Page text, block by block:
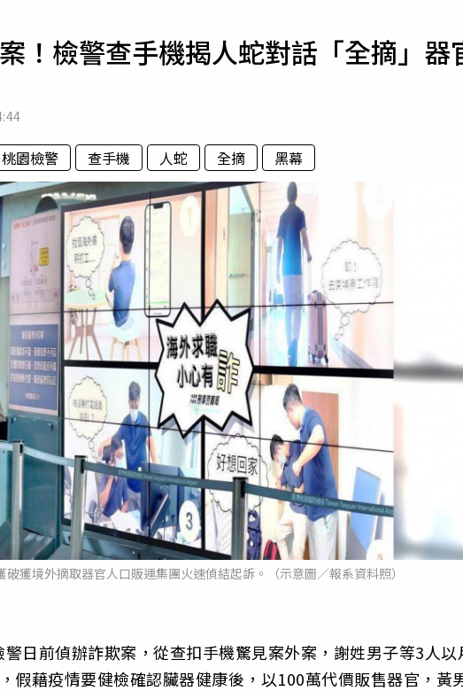
運勢
！檢警查手機揭人蛇對話「全摘」器
桃園檢警 查手機 人蛇 全摘 黑幕
獲境外摘取器官人口販運集團火速偵結起訴。（示意圖／報系資料照）
日前偵辦詐欺案，從查扣手機驚見案外案，謝姓男子等3人以
假藉疫情要健檢確認臟器健康後，以100萬代價販售器官，黃